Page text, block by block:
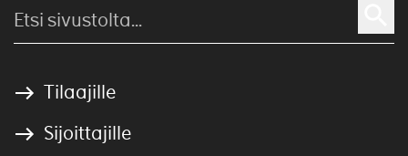
Tilaajille
Sijoittajille